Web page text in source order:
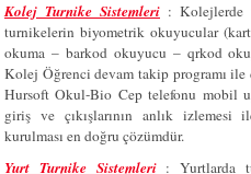
Kolej Turnike Sistemleri : Kolejlerde
turnikelerin biyometrik okuyucular
okuma – barkod okuyucu – qrkod
Kolej Öğrenci devam takip programı
Hursoft Okul-Bio Cep telefonu mobil
giriş ve çıkışlarının anlık
kurulması en doğru çözümdür.
Yurt Turnike Sistemleri: Yurtlarda